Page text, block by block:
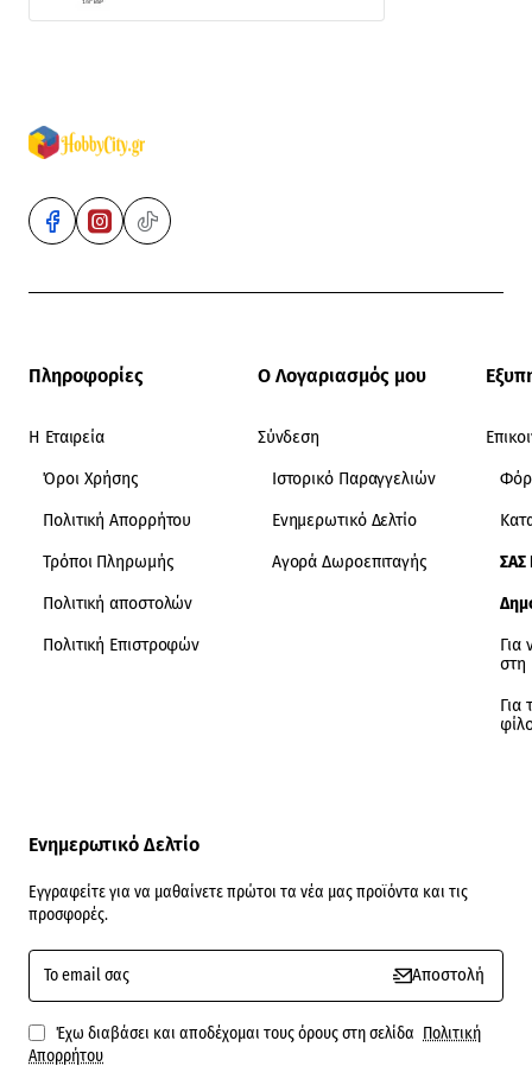
Πληροφορίες
Η Εταιρεία
Όροι Χρήσης
Πολιτική Απορρήτου
Τρόποι Πληρωμής
Πολιτική αποστολών
Πολιτική Επιστροφών
Ο Λογαριασμός μου
Σύνδεση
Ιστορικό Παραγγελιών
Ενημερωτικό Δελτίο
Αγορά Δωροεπιταγής ΣΑΣ
Για
Για
Ενημερωτικό Δελτίο
Εγγραφείτε για να μαθαίνετε πρώτοι τα νέα μας προϊόντα και τις
προσφορές.
To
email
σας
Αποστολή
Έχω διαβάσει και αποδέχομαι τους όρους στη σελίδα Πολιτική
Απορρήτου